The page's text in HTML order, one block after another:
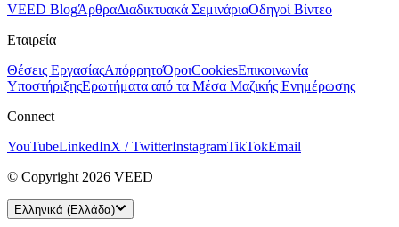
VEED BlogΆρθραΔιαδικτυακά ΣεμινάριαΟδηγοί Βίντεο
Εταιρεία
Θέσεις ΕργασίαςΑπόρρητοΌροιCookiesΕπικοινωνία
ΥποστήριξηςΕρωτήματα από τα Μέσα Μαζικής Ενημέρωσης
Connect
YouTubeLinkedInX / TwitterInstagramTikTokEmail
© Copyright 2026 VEED
Ελληνικά (Ελλάδα)